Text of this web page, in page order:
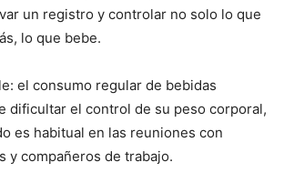
un registro y controlar no solo lo que
lo que bebe.
el consumo regular de bebidas
dificultar el control de su peso corporal,
es habitual en las reuniones con
y compañeros de trabajo.